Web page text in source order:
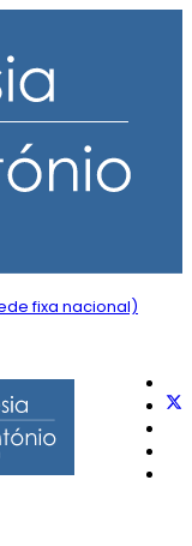
fixa nacional)